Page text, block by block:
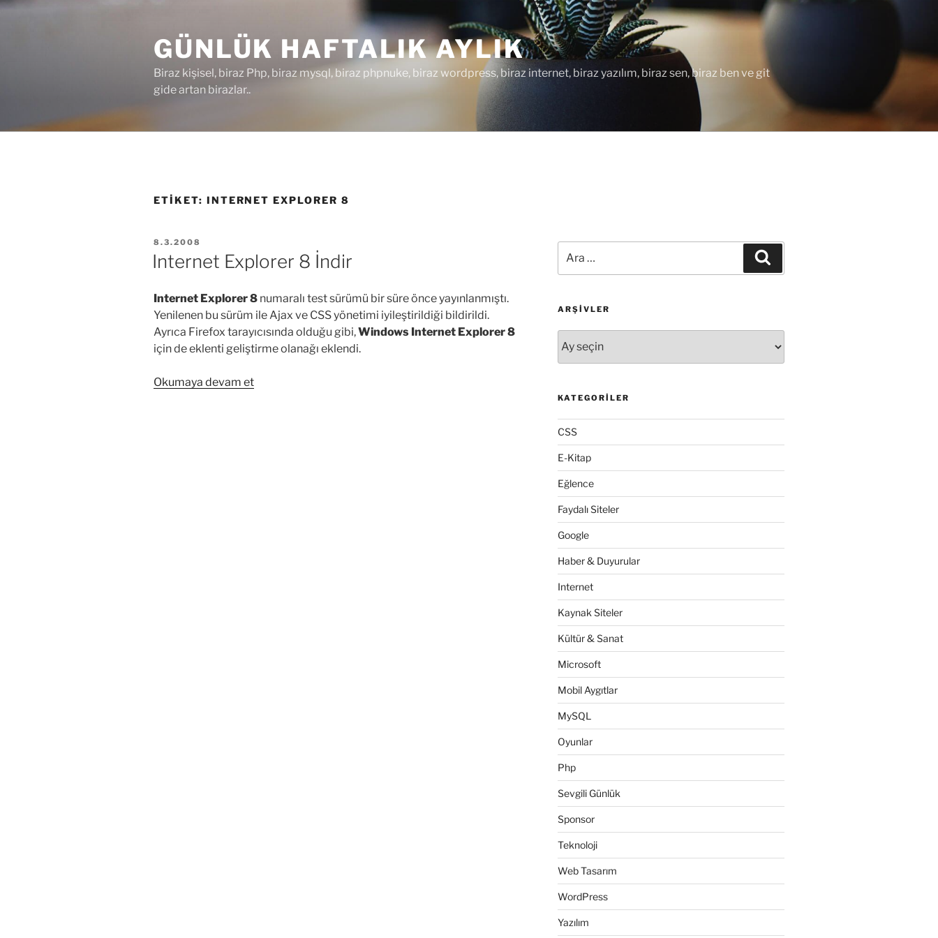
İçeriğe
GÜNLÜK HAFTALIK AYLIK
Biraz kişisel, biraz Php, biraz mysql, biraz phpnuke, biraz wordpress, biraz internet, biraz yazılım, biraz sen, biraz ben ve git
gide artan birazlar..
ETIKET: INTERNET EXPLORER 8
YAYIM
TARIHI
8.3.2008
Internet Explorer 8 İndir
Internet Explorer 8 numaralı test sürümü bir süre önce yayınlanmıştı.
Yenilenen bu sürüm ile Ajax ve CSS yönetimi iyileştirildiği bildirildi.
Ayrıca Firefox tarayıcısında olduğu gibi,Windows Internet Explorer 8
için de eklenti geliştirme olanağı eklendi.
Okumaya devam et“Internet
ARŞIVLER
KATEGORILER
CSS
E-Kitap
Eğlence
Faydalı Siteler
Google
Haber & Duyurular
Internet
Kaynak Siteler
Kültür & Sanat
Microsoft
Mobil Aygıtlar
MySQL
Oyunlar
Php
Sevgili Günlük
Sponsor
Teknoloji
Web Tasarım
WordPress
Yazılım